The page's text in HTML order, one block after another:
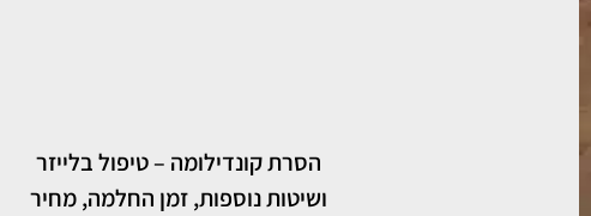
הסרת קונדילומה – טיפול בלייזר
ושיטות נוספות, זמן החלמה, מחיר